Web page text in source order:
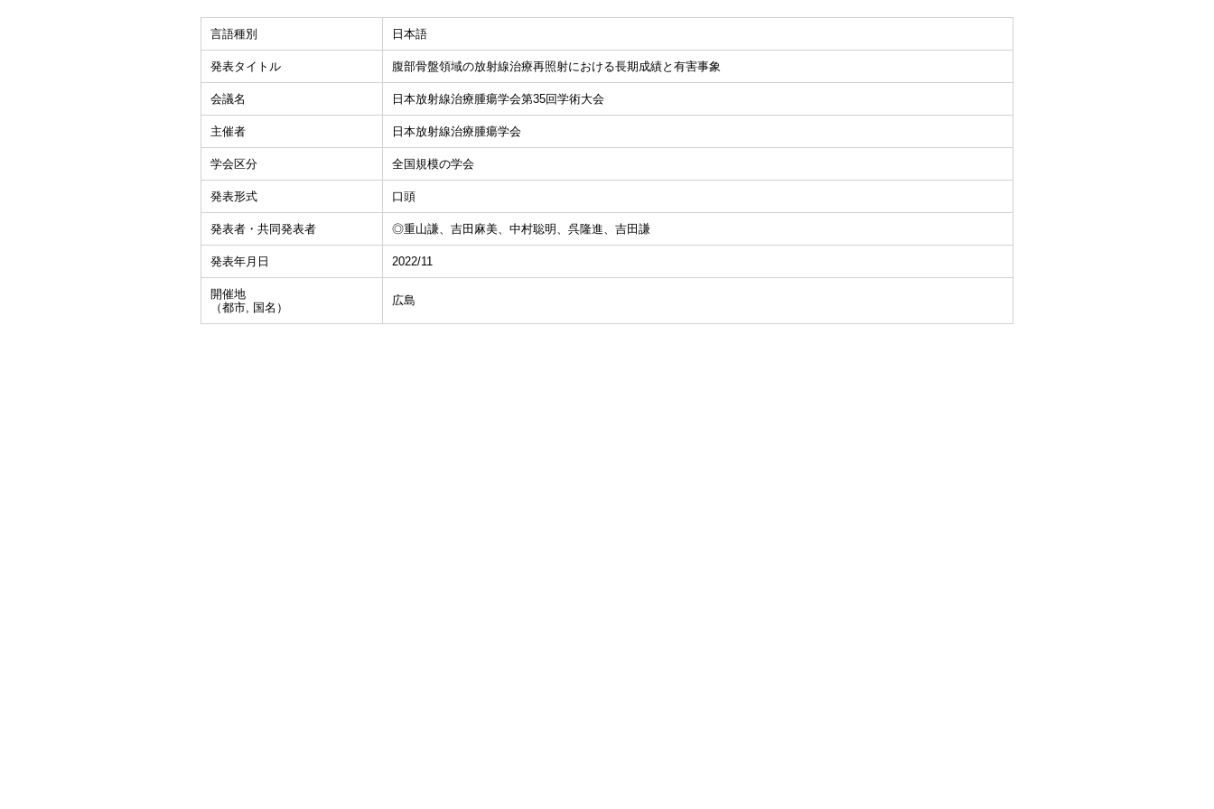
言語種別 日本語
発表タイトル 腹部骨盤領域の放射線治療再照射における長期成績と有害事象
会議名 日本放射線治療腫瘍学会第35回学術大会
主催者 日本放射線治療腫瘍学会
学会区分 全国規模の学会
発表形式 口頭
発表者・共同発表者 ◎重山謙、吉田麻美、中村聡明、呉隆進、吉田謙
発表年月日 2022/11
開催地
（都市, 国名）
広島